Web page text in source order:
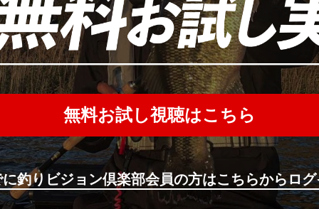
無料お試し視聴はこちら
釣りビジョン倶楽部会員の方はこちらからロ